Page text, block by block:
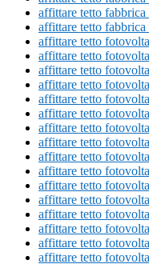
affittare tetto
affittare tetto
affittare tetto
affittare tetto
affittare tetto
affittare tetto
affittare tetto
affittare tetto
affittare tetto
affittare tetto
affittare tetto
affittare tetto
affittare tetto
affittare tetto
affittare tetto
affittare tetto
affittare tetto
affittare tetto